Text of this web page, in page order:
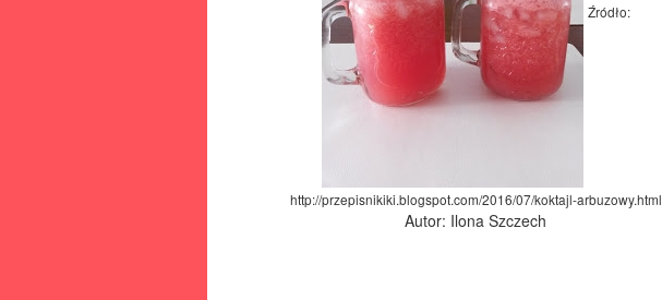
Źródło:
http://przepisnikiki.blogspot.com/2016/07/koktajl-arbuzowy.html
Autor: Ilona Szczech